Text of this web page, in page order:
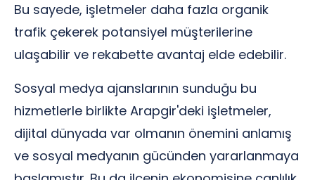
Bu sayede, işletmeler daha fazla organik
trafik çekerek potansiyel müşterilerine
ulaşabilir ve rekabette avantaj elde edebilir.
Sosyal medya ajanslarının sunduğu bu
hizmetlerle birlikte Arapgir'deki işletmeler,
dijital dünyada var olmanın önemini anlamış
ve sosyal medyanın gücünden yararlanmaya